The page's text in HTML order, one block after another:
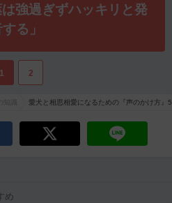
強過ぎずハッキリと発
る」
1 2
愛犬と相思相愛になるための『声のかけ方
め